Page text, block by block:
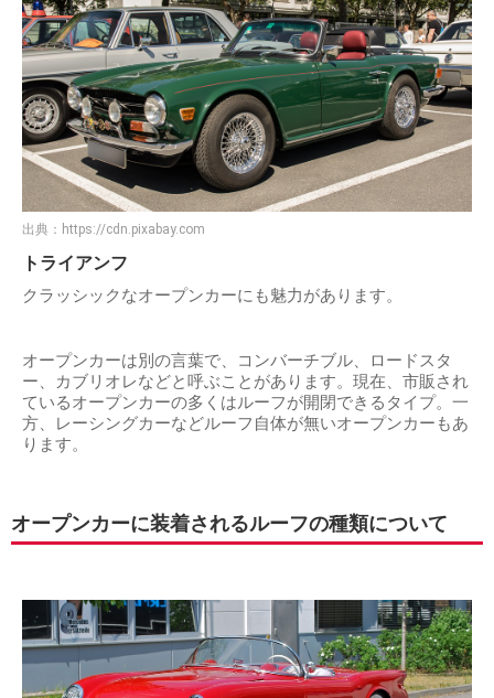
出典： https://cdn.pixabay.com
トライアンフ
クラッシックなオープンカーにも魅力があります。
オープンカーは別の言葉で、コンバーチブル、ロードスタ
ー、カブリオレなどと呼ぶことがあります。現在、市販され
ているオープンカーの多くはルーフが開閉できるタイプ。一
方、レーシングカーなどルーフ自体が無いオープンカーもあ
ります。
オープンカーに装着されるルーフの種類について